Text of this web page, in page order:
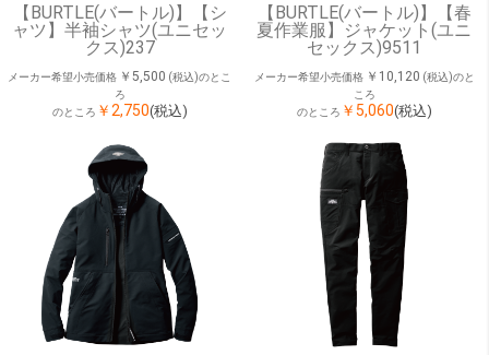
【BURTLE(バートル)】【シ
ャツ】半袖シャツ(ユニセッ
クス)237
メーカー希望小売価格 ￥5,500 (税込)のとこ
ろ
のところ ￥2,750(税込)
【BURTLE(バートル)】【春
夏作業服】ジャケット(ユニ
セックス)9511
メーカー希望小売価格 ￥10,120 (税込)のと
ころ
のところ ￥5,060(税込)